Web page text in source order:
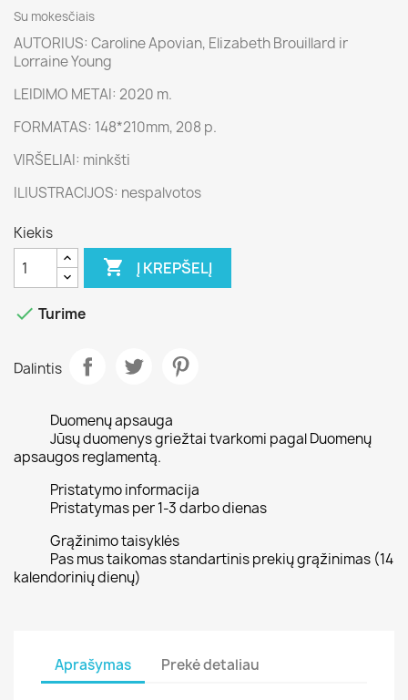
Su mokesčiais
AUTORIUS: Caroline Apovian, Elizabeth Brouillard ir
Lorraine Young
LEIDIMO METAI: 2020 m.
FORMATAS: 148*210mm, 208 p.
VIRŠELIAI: minkšti
ILIUSTRACIJOS: nespalvotos
Kiekis
 Į KREPŠELĮ
 Turime
Dalintis
Duomenų apsauga
Jūsų duomenys griežtai tvarkomi pagal Duomenų
apsaugos reglamentą.
Pristatymo informacija
Pristatymas per 1-3 darbo dienas
Grąžinimo taisyklės
Pas mus taikomas standartinis prekių grąžinimas (14
kalendorinių dienų)
Aprašymas Prekė detaliau